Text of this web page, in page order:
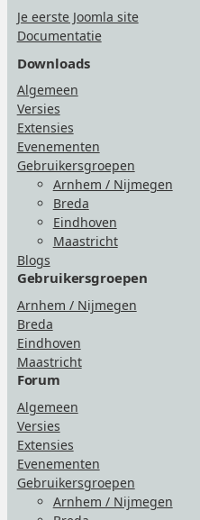
Je eerste Joomla site
Documentatie
Downloads
Algemeen
Versies
Extensies
Evenementen
Gebruikersgroepen
Arnhem / Nijmegen
Breda
Eindhoven
Maastricht
Blogs
Gebruikersgroepen
Arnhem / Nijmegen
Breda
Eindhoven
Maastricht
Forum
Algemeen
Versies
Extensies
Evenementen
Gebruikersgroepen
Arnhem / Nijmegen